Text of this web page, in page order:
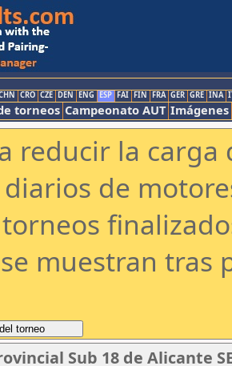
CRO CZE DEN ENG ESP FAI FIN FRA GER GRE INA
torneos Campeonato AUT Imágenes
reducir la
de
muestran tras
Sub 18 de Alicante